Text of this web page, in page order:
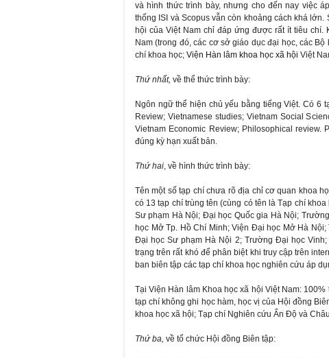
và hình thức trình bày, nhưng cho đến nay việc
thống ISI và Scopus vẫn còn khoảng cách khá
hội của Việt Nam chỉ đáp ứng được rất ít tiêu chí.
Nam (trong đó, các cơ sở giáo dục đại học, các
chí khoa học; Viện Hàn lâm khoa học xã hội Việt
Thứ nhất, về thể thức trình bày:
Ngôn ngữ thể hiện chủ yếu bằng tiếng Việt. Có 6
Review; Vietnamese studies; Vietnam Social
Vietnam Economic Review; Philosophical
đúng kỳ hạn xuất bản.
Thứ hai, về hình thức trình bày:
Tên một số tạp chí chưa rõ địa chỉ cơ quan khoa
có 13 tạp chí trùng tên (cùng có tên là Tạp chí
Sư phạm Hà Nội; Đại học Quốc gia Hà Nội;
học Mở Tp. Hồ Chí Minh; Viện Đại học Mở Hà
Đại học Sư phạm Hà Nội 2; Trường Đại học
trạng trên rất khó để phân biệt khi truy cập trên
ban biên tập các tạp chí khoa học nghiên cứu áp
Tại Viện Hàn lâm Khoa học xã hội Việt Nam:
tạp chí không ghi học hàm, học vị của Hội đồng
khoa học xã hội; Tạp chí Nghiên cứu Ấn Độ và
Thứ ba, về tổ chức Hội đồng Biên tập: